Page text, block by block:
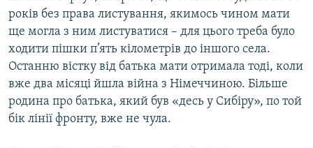
років без права листування, якимось чином мати
ще могла з ним листуватися – для цього треба було
ходити пішки п’ять кілометрів до іншого села.
Останню вістку від батька мати отримала тоді, коли
вже два місяці йшла війна з Німеччиною. Більше
родина про батька, який був «десь у Сибіру», по той
бік лінії фронту, вже не чула.